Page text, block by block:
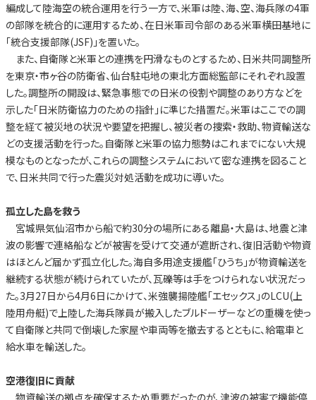
編成して陸海空の統合運用を行う一方で、米軍は陸、海、空、海兵隊の4軍
の部隊を統合的に運用するため、在日米軍司令部のある米軍横田基地に
「統合支援部隊(JSF)」を置いた。
また、自衛隊と米軍との連携を円滑なものとするため、日米共同調整所
を東京・市ヶ谷の防衛省、仙台駐屯地の東北方面総監部にそれぞれ設置
した。調整所の開設は、緊急事態での日米の役割や調整のあり方などを
示した「日米防衛協力のための指針」に準じた措置だ。米軍はここでの調
整を経て被災地の状況や要望を把握し、被災者の捜索・救助、物資輸送な
どの支援活動を行った。自衛隊と米軍の協力態勢はこれまでにない大規
模なものとなったが、これらの調整システムにおいて密な連携を図ること
で、日米共同で行った震災対処活動を成功に導いた。
孤立した島を救う
宮城県気仙沼市から船で約30分の場所にある離島・大島は、地震と津
波の影響で連絡船などが被害を受けて交通が遮断され、復旧活動や物資
はほとんど届かず孤立化した。海自多用途支援艦「ひうち」が物資輸送を
継続する状態が続けられていたが、瓦礫等は手をつけられない状況だっ
た。3月27日から4月6日にかけて、米強襲揚陸艦「エセックス」のLCU(上
陸用舟艇)で上陸した海兵隊員が搬入したブルドーザーなどの重機を使っ
て自衛隊と共同で倒壊した家屋や車両等を撤去するとともに、給電車と
給水車を輸送した。
空港復旧に貢献